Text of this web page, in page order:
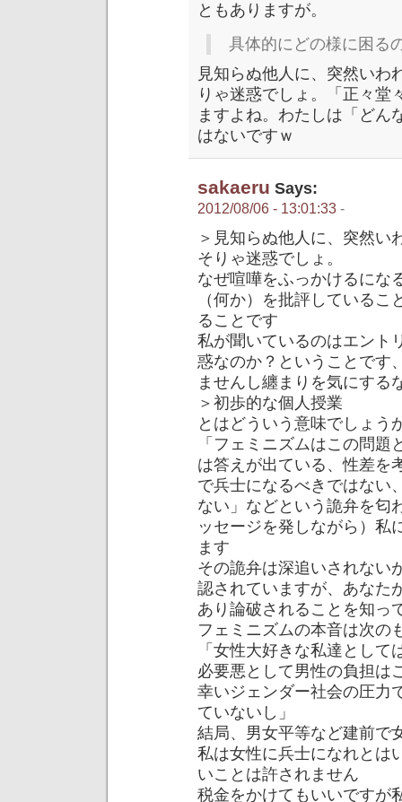
ともありますが。
具体的にどの様に困る
見知らぬ他人に、突然いわ
りゃ迷惑でしょ。「正々堂
ますよね。わたしは「どん
はないですｗ
sakaeru Says:
2012/08/06 - 13:01:33 -
＞見知らぬ他人に、突然い
そりゃ迷惑でしょ。
なぜ喧嘩をふっかけるにな
（何か）を批評している
ることです
私が聞いているのはエント
惑なのか？ということです
ませんし纏まりを気にする
＞初歩的な個人授業
とはどういう意味でしょう
「フェミニズムはこの問
は答えが出ている、性差を
で兵士になるべきではない
ない」などという詭弁を匂
ッセージを発しながら）私
ます
その詭弁は深追いされない
認されていますが、あなた
あり論破されることを知っ
フェミニズムの本音は次の
「女性大好きな私達とし
必要悪として男性の負担は
幸いジェンダー社会の圧力
ていないし」
結局、男女平等など建前で
私は女性に兵士になれとは
いことは許されません
税金をかけてもいいですが